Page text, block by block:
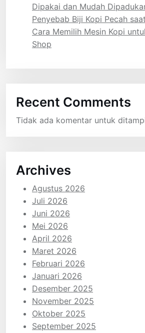
Dipakai dan Mudah
Penyebab Biji Kopi Pecah
Cara Memilih Mesin Kopi
Shop
Recent Comments
Tidak ada komentar untuk
Archives
Agustus 2026
Juli 2026
Juni 2026
Mei 2026
April 2026
Maret 2026
Februari 2026
Januari 2026
Desember 2025
November 2025
Oktober 2025
September 2025